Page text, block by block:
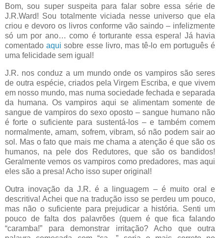
Bom, sou super suspeita para falar sobre essa série de
J.R.Ward! Sou totalmente viciada nesse universo que ela
criou e devoro os livros conforme vão saindo – infelizmente
só um por ano… como é torturante essa espera! Já havia
comentadoaqui sobre esse livro, mas tê-lo em português é
uma felicidade sem igual!
J.R. nos conduz a um mundo onde os vampiros são seres
de outra espécie, criados pela Virgem Escriba, e que vivem
em nosso mundo, mas numa sociedade fechada e separada
da humana. Os vampiros aqui se alimentam somente de
sangue de vampiros do sexo oposto – sangue humano não
é forte o suficiente para sustentá-los – e também comem
normalmente, amam, sofrem, vibram, só não podem sair ao
sol. Mas o fato que mais me chama a atenção é que são os
humanos, na pele dos Redutores, que são os bandidos!
Geralmente vemos os vampiros como predadores, mas aqui
eles são a presa! Acho isso super original!
Outra inovação da J.R. é a linguagem – é muito oral e
descritiva! Achei que na tradução isso se perdeu um pouco,
mas não o suficiente para prejudicar a história. Senti um
pouco de falta dos palavrões (quem é que fica falando
“caramba!” para demonstrar irritação? Acho que outra